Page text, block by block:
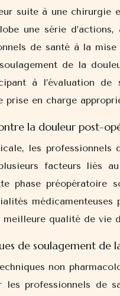
suite à une chirurgie
une série
de santé à la
de la
à l’évaluation
prise en charge
la douleur post-
les professionnels
facteurs liés
phase préopératoire
qualité de vie
de soulagement de
non
professionnels de